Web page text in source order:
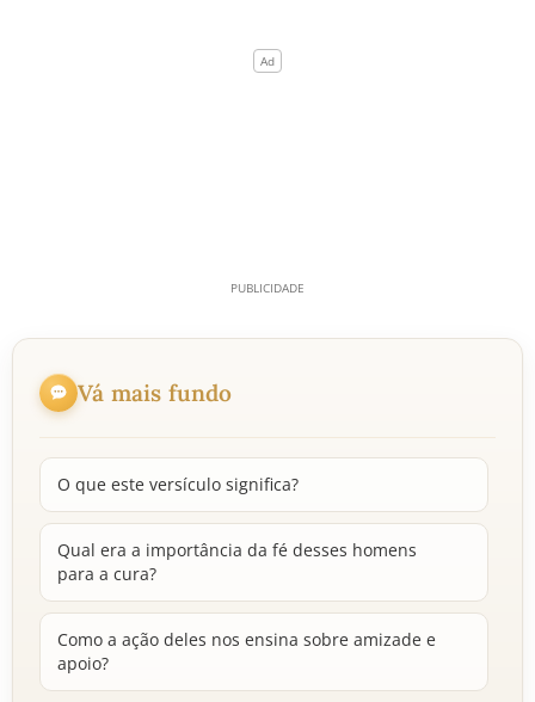
Vá mais fundo
O que este versículo significa?
Qual era a importância da fé desses homens
para a cura?
Como a ação deles nos ensina sobre amizade e
apoio?